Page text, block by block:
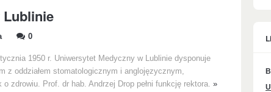
Lublinie
0
1950 r. Uniwersytet Medyczny w Lublinie dysponuje
z oddziałem stomatologicznym i anglojęzycznym,
zdrowiu. Prof. dr hab. Andrzej Drop pełni funkcję rektora. »